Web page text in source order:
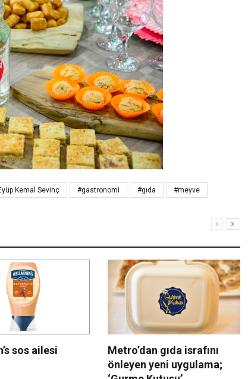
Kemal Sevinç #gastronomi #gıda #meyve
sos ailesi
Metro’dan gıda israfını
önleyen yeni uygulama;